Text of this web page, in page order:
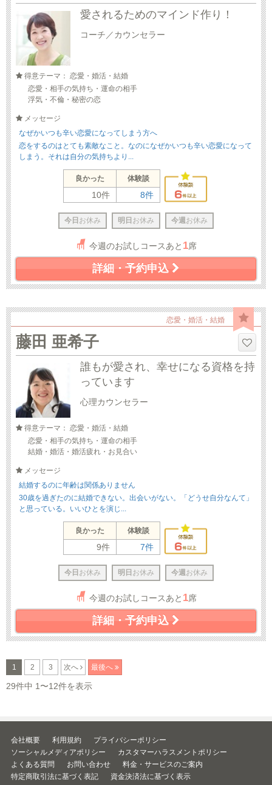
愛されるためのマインド作り！
コーチ／カウンセラー
得意テーマ： 恋愛・婚活・結婚
恋愛・相手の気持ち・運命の相手
浮気・不倫・秘密の恋
メッセージ
なぜかいつも辛い恋愛になってしまう方へ
恋をするのはとても素敵なこと。なのになぜかいつも辛い恋愛になって
しまう。それは自分の気持ちより...
良かった 体験談
10件 8件
今日 お休み 明日 お休み 今週 お休み
今週のお試しコースあと 1席
詳細・予約申込
恋愛・婚活・結婚
藤田 亜希子
誰もが愛され、幸せになる資格を持
っています
心理カウンセラー
得意テーマ： 恋愛・婚活・結婚
恋愛・相手の気持ち・運命の相手
結婚・婚活・婚活疲れ・お見合い
メッセージ
結婚するのに年齢は関係ありません
30歳を過ぎたのに結婚できない。出会いがない。「どうせ自分なんて」
と思っている。いいひとを演じ...
良かった 体験談
9件 7件
今日 お休み 明日 お休み 今週 お休み
今週のお試しコースあと 1席
詳細・予約申込
1 2 3 次へ 最後へ
29件中 1〜12件を表示
会社概要 利用規約
プライバシーポリシー
ソーシャルメディアポリシー
カスタマーハラスメントポリシー
よくある質問
お問い合わせ
料金・サービスのご案内
特定商取引法に基づく表記
資金決済法に基づく表示